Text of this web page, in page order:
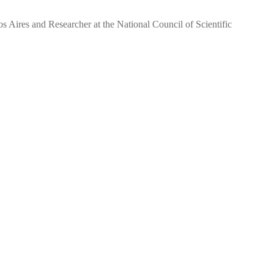
Aires and Researcher at the National Council of Scientific